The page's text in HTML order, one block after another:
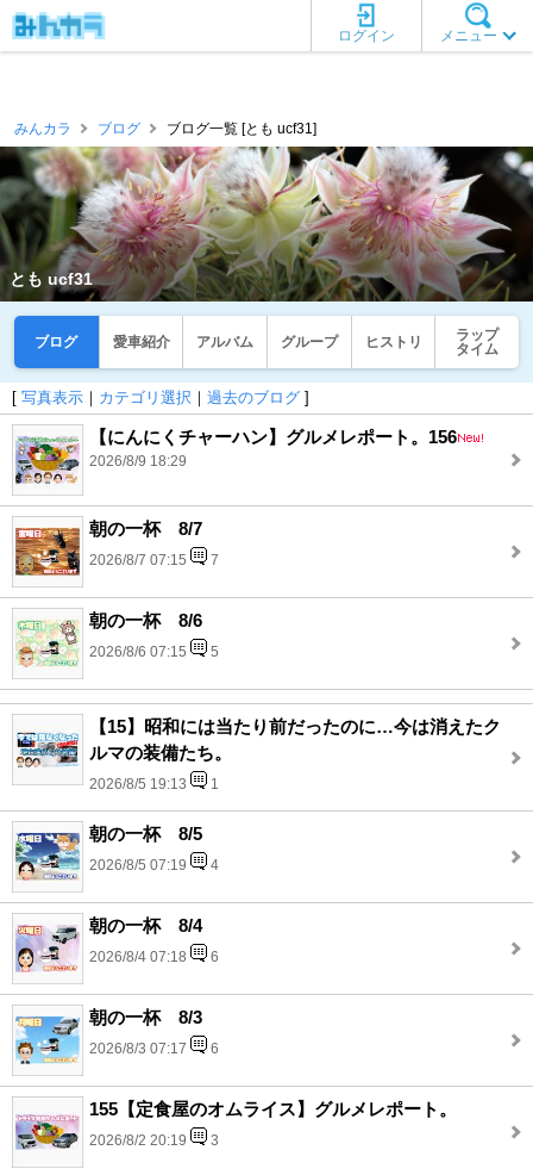
メニュー
ログイン
みんカラ ブログ ブログ一覧 [とも ucf31]
とも ucf31
ブログ 愛車紹介 アルバム グループ ヒストリ
ラップ
タイム
[ 写真表示 ｜ カテゴリ選択 ｜ 過去のブログ ]
【にんにくチャーハン】グルメレポート。156
2026/8/9 18:29
朝の一杯 8/7
2026/8/7 07:15 7
朝の一杯 8/6
2026/8/6 07:15 5
【15】昭和には当たり前だったのに…今は消えたク
ルマの装備たち。
2026/8/5 19:13 1
朝の一杯 8/5
2026/8/5 07:19 4
朝の一杯 8/4
2026/8/4 07:18 6
朝の一杯 8/3
2026/8/3 07:17 6
155【定食屋のオムライス】グルメレポート。
2026/8/2 20:19 3